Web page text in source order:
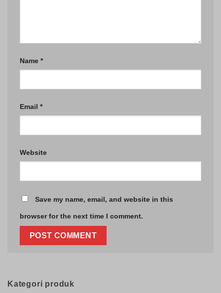
Kategori produk
Name *
Email *
Website
Save my name, email, and website in this
browser for the next time I comment.